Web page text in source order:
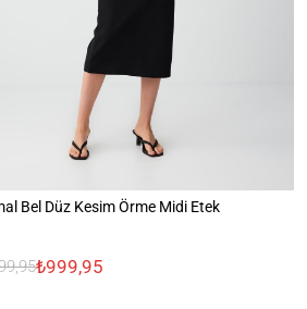
Bel Düz Kesim Örme Midi Etek
₺999,95